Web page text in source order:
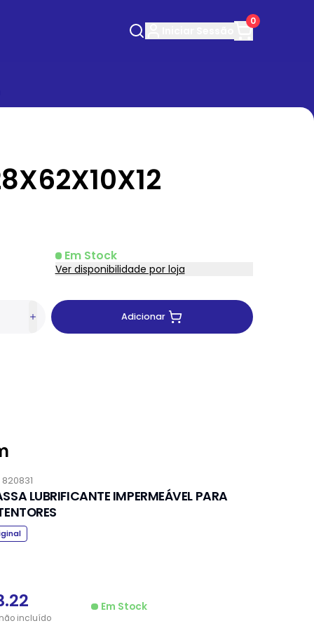
0
Em Stock
Ver disponibilidade por loja
Adicionar
820831
LUBRIFICANTE IMPERMEÁVEL PARA
não incluído
Em Stock